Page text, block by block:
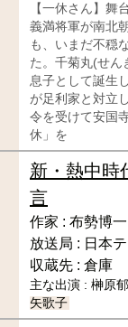
【一休さん】舞
義満将軍が南北
も、いまだ不穏
た。千菊丸(せん
息子として誕生
が足利家と対立
令を受けて安国
休」を
新・熱中時
言
作家 : 布勢博一
放送局 : 日本
収蔵先 : 倉庫
主な出演 : 榊原
矢歌子